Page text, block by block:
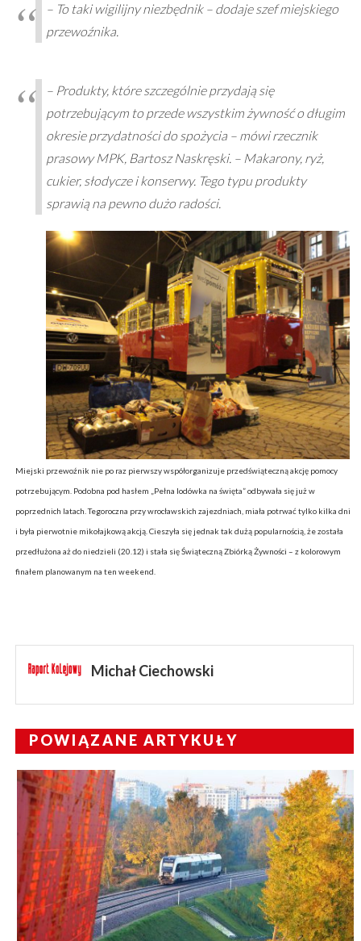
– To taki wigilijny niezbędnik – dodaje szef miejskiego
przewoźnika.
– Produkty, które szczególnie przydają się
potrzebującym to przede wszystkim żywność o długim
okresie przydatności do spożycia – mówi rzecznik
prasowy MPK, Bartosz Naskręski. – Makarony, ryż,
cukier, słodycze i konserwy. Tego typu produkty
sprawią na pewno dużo radości.
Miejski przewoźnik nie po raz pierwszy współorganizuje przedświąteczną akcję pomocy
potrzebującym. Podobna pod hasłem „Pełna lodówka na święta” odbywała się już w
poprzednich latach. Tegoroczna przy wrocławskich zajezdniach, miała potrwać tylko kilka dni
i była pierwotnie mikołajkową akcją. Cieszyła się jednak tak dużą popularnością, że została
przedłużona aż do niedzieli (20.12) i stała się Świąteczną Zbiórką Żywności – z kolorowym
finałem planowanym na ten weekend.
Michał Ciechowski
POWIĄZANE ARTYKUŁY